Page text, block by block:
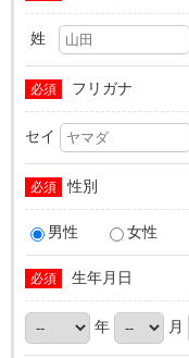
姓
必須 フリガナ
セイ
必須 性別
男性 女性
必須 生年月日
年 月